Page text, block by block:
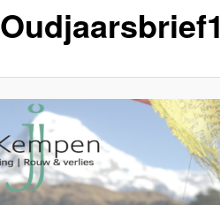
Oudjaarsbrief1